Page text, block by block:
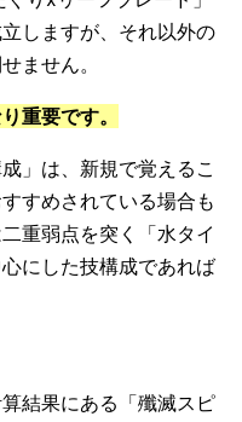
しますが、それ以外の
ません。
重要です。
」は、新規で覚えるこ
すめされている場合も
重弱点を突く「水タイ
にした技構成であれば
結果にある「殲滅スピ